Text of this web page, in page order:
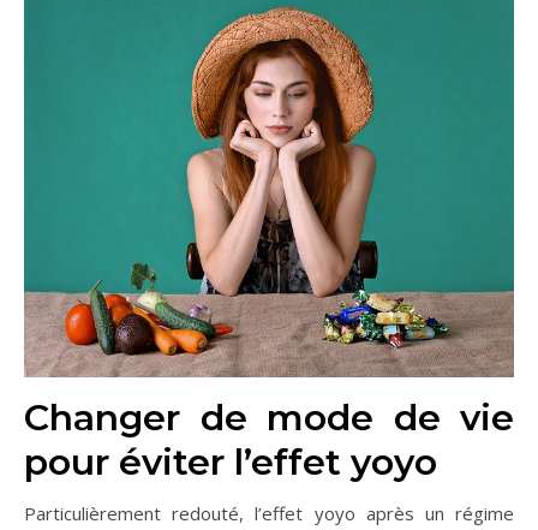
Changer de mode de vie
pour éviter l’effet yoyo
Particulièrement redouté, l’effet yoyo après un régime